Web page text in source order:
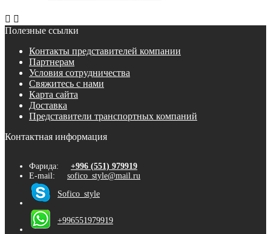
 
Полезные ссылки
Контакты представителей компании
Партнерам
Условия сотрудничества
Свяжитесь с нами
Карта сайта
Доставка
Представители транспортных компаний
Контактная информация
Фарида: +996 (551) 979919
E-mail: sofico_style@mail.ru
Sofico_style
+996551979919